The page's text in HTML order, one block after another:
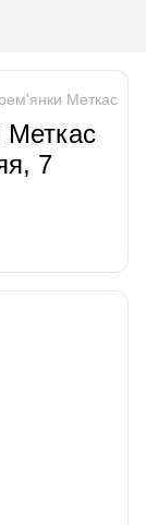
Меткас
7